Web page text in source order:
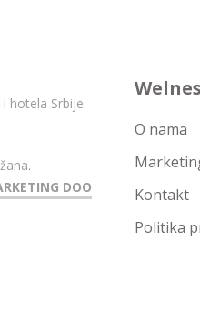
hotela Srbije.
DOO
O nama
Kontakt
Politika